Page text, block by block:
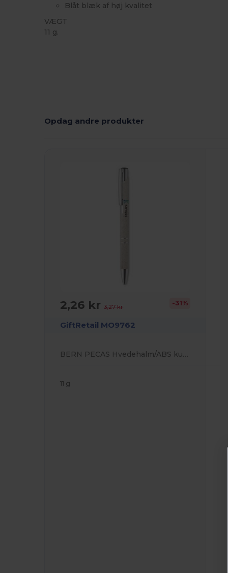
Blåt blæk af høj kvalitet
VÆGT
11 g.
Opdag andre produkter
2,26 kr3,27 kr -31%
GiftRetail MO9762
BERN PECAS Hvedehalm/ABS kuglepen
11 g